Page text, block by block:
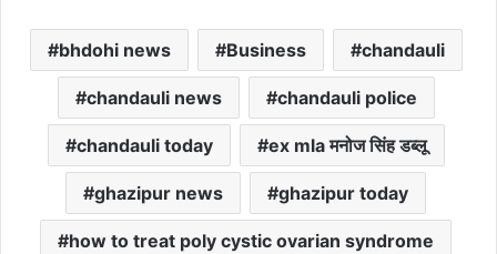
bhdohi news Business chandauli
chandauli news chandauli police
chandauli today ex mla मनोज सिंह डब्लू
ghazipur news ghazipur today
how to treat poly cystic ovarian syndrome